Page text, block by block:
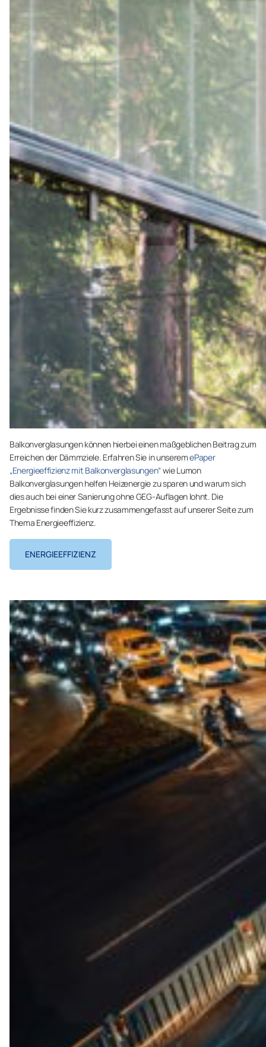
Balkonverglasungen können hierbei einen maßgeblichen Beitrag zum
Erreichen der Dämmziele. Erfahren Sie in unseremePaper
„Energieeffizienz mit Balkonverglasungen“ wie Lumon
Balkonverglasungen helfen Heizenergie zu sparen und warum sich
dies auch bei einer Sanierung ohne GEG-Auflagen lohnt. Die
Ergebnisse finden Sie kurz zusammengefasst auf unserer Seite zum
Thema Energieeffizienz.
ENERGIEEFFIZIENZ